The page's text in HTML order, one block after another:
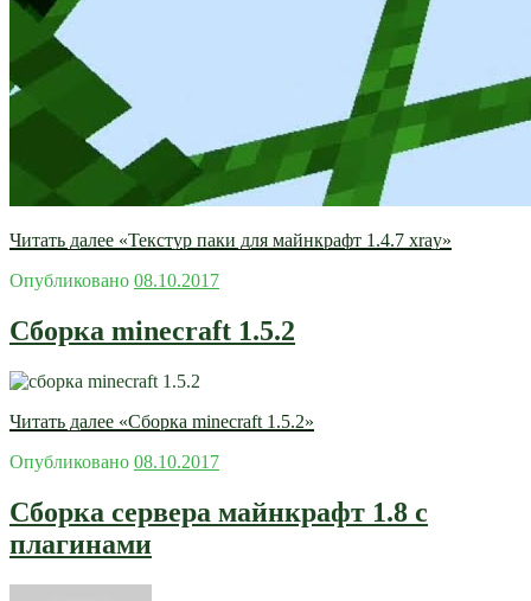
Читать далее «Текстур паки для майнкрафт 1.4.7 xray»
Опубликовано 08.10.2017
Сборка minecraft 1.5.2
Читать далее «Сборка minecraft 1.5.2»
Опубликовано 08.10.2017
Сборка сервера майнкрафт 1.8 с
плагинами